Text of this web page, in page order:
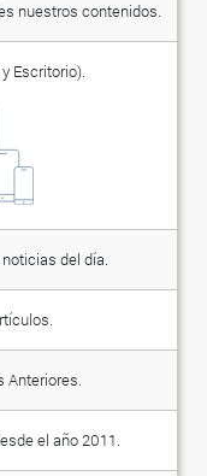
nuestros contenidos.
Escritorio).
del día.
Anteriores.
el año 2011.